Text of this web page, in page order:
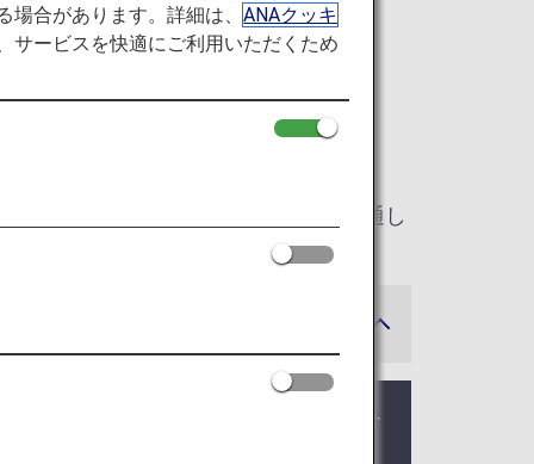
。そして、以下の特別なサービスを通し
登録いただいたプレミアムメンバーサ
場合があります。詳細は、ANAクッキ
サービスを快適にご利用いただくため